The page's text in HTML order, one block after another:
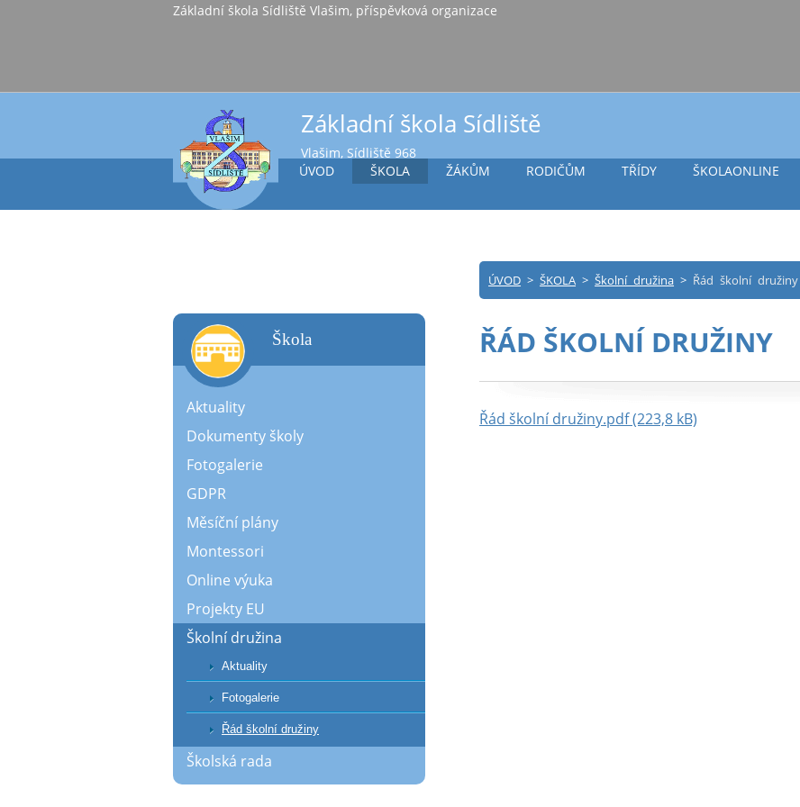
Základní škola Sídliště Vlašim, příspěvková organizace
Základní škola Sídliště
Vlašim, Sídliště 968
ÚVOD
ŠKOLA ŽÁKŮM RODIČŮM TŘÍDY ŠKOLAONLINE
ÚVOD >ŠKOLA >Školní družina > Řád školní družiny
ŘÁD ŠKOLNÍ DRUŽINY
Řád školní družiny.pdf (223,8 kB)
škola
Aktuality
Dokumenty školy
Fotogalerie
GDPR
Měsíční plány
Montessori
Online výuka
Projekty EU
Školní družina
Aktuality
Fotogalerie
Řád školní družiny
Školská rada